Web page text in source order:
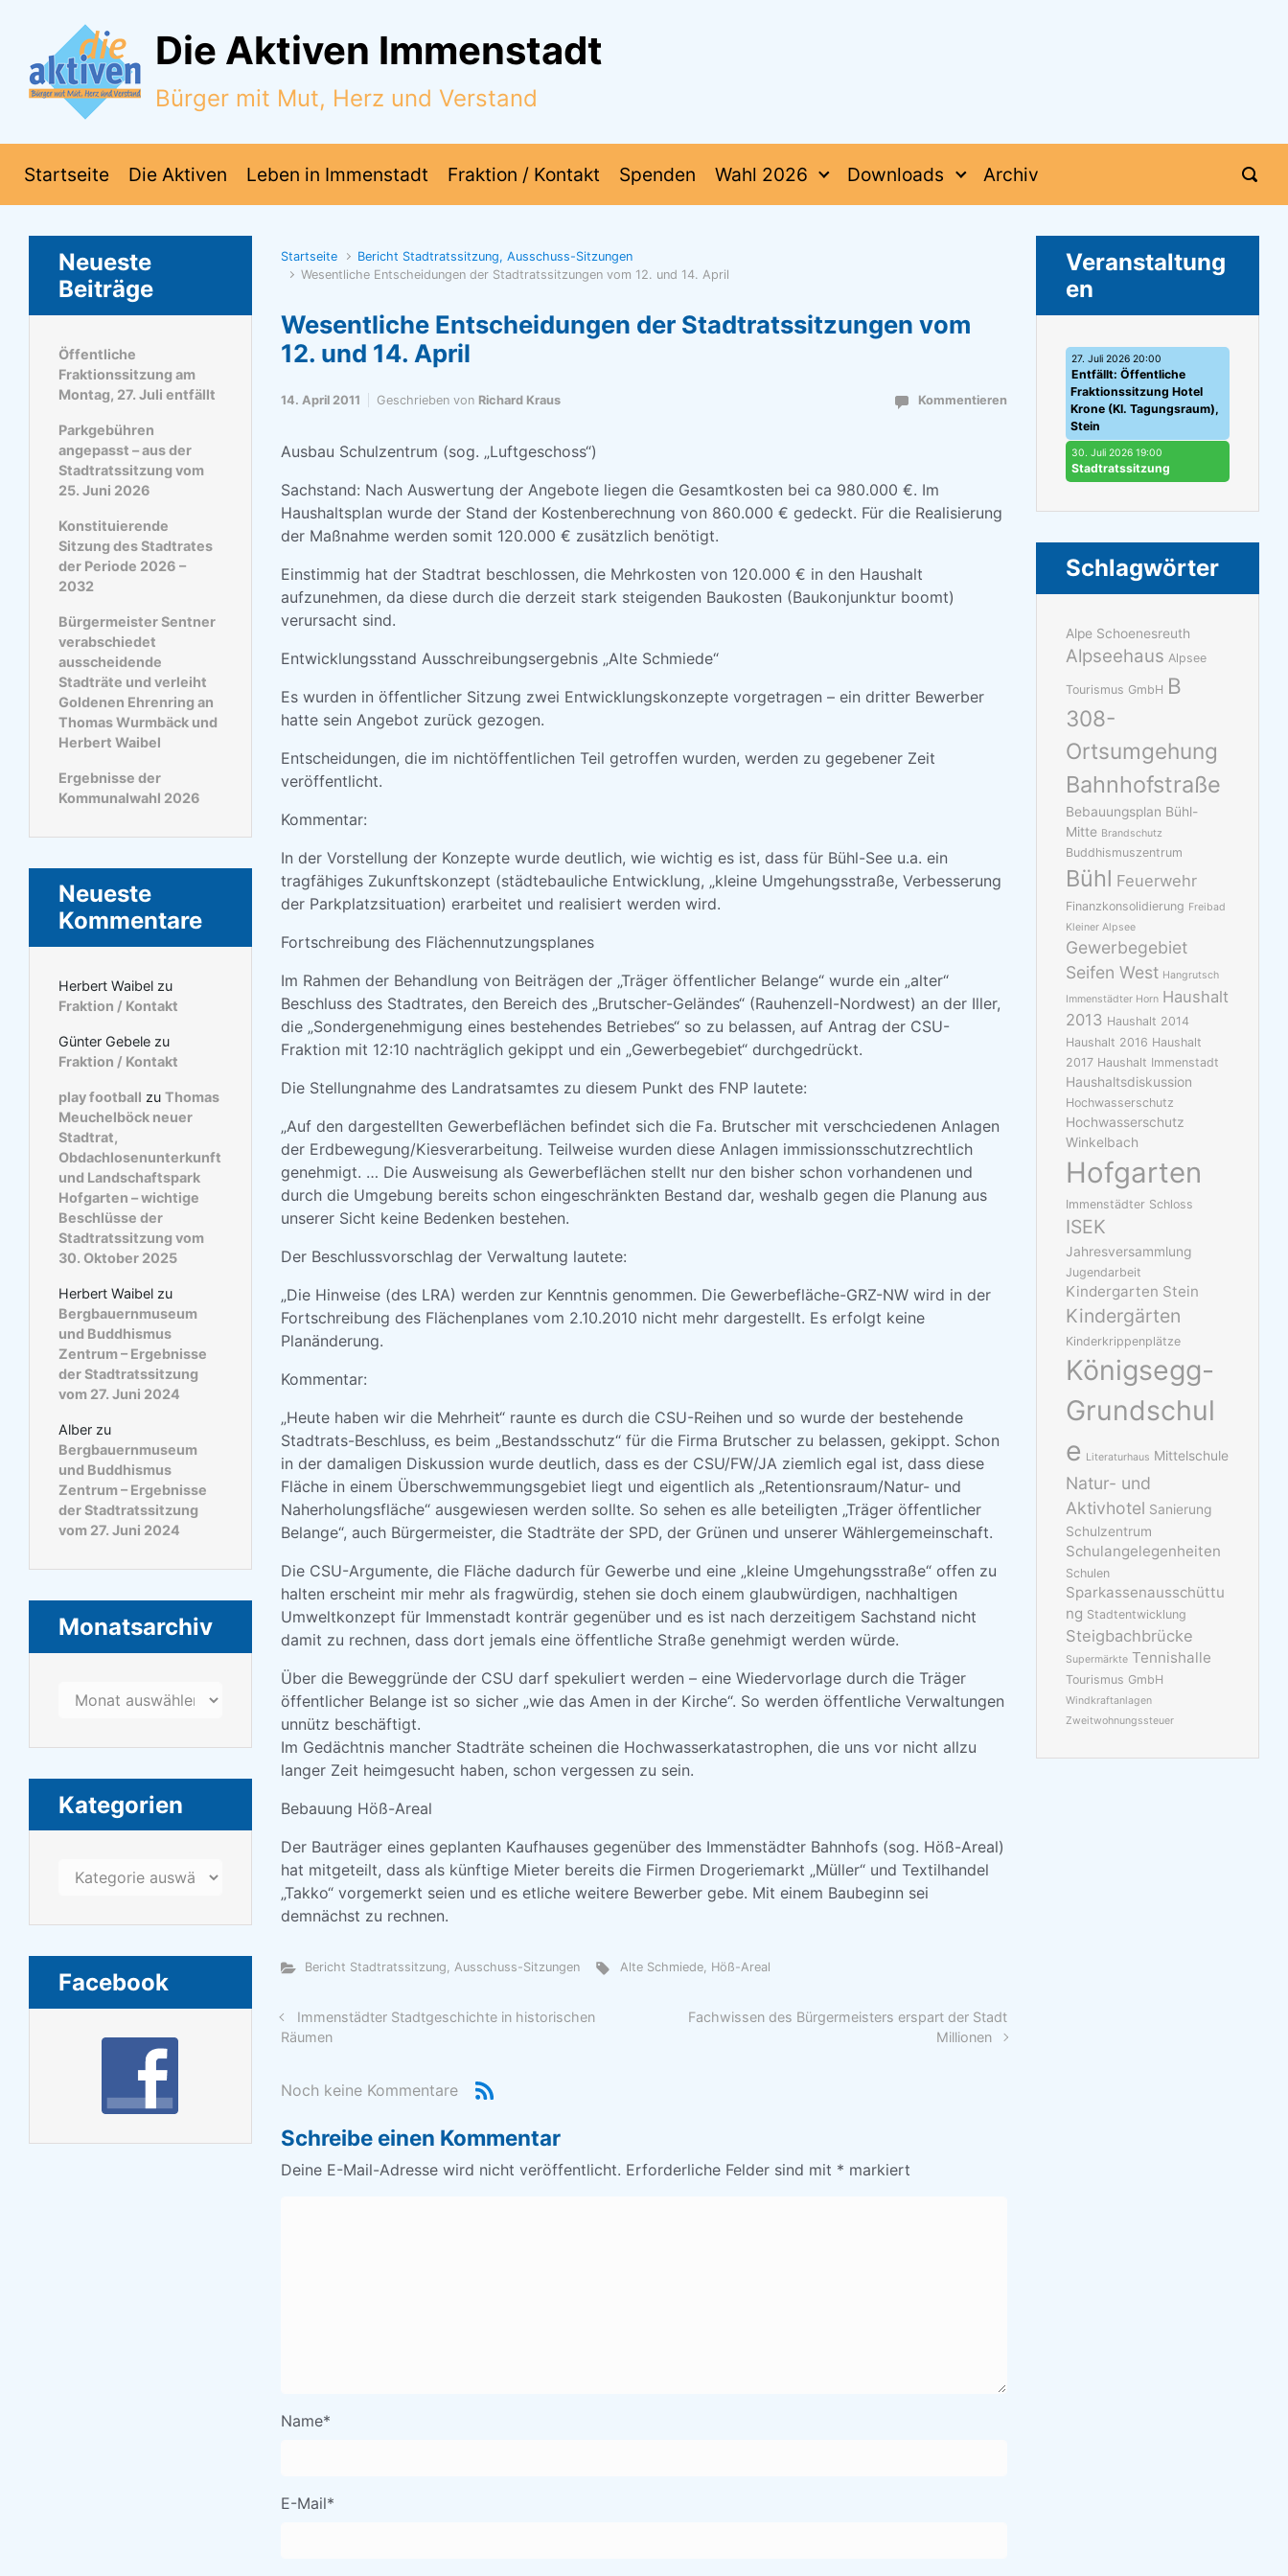
Zum Hauptinhalt springen
Die Aktiven Immenstadt
Bürger mit Mut, Herz und Verstand
Startseite Die Aktiven Leben in Immenstadt Fraktion / Kontakt Spenden Wahl 2026 Downloads Archiv
Startseite
Bericht Stadtratssitzung, Ausschuss-Sitzungen
Wesentliche Entscheidungen der Stadtratssitzungen vom 12. und 14. April
Wesentliche Entscheidungen der Stadtratssitzungen vom
12. und 14. April
14. April 2011 Geschrieben von Richard Kraus Kommentieren
Ausbau Schulzentrum (sog. „Luftgeschoss“)
Sachstand: Nach Auswertung der Angebote liegen die Gesamtkosten bei ca 980.000 €. Im
Haushaltsplan wurde der Stand der Kostenberechnung von 860.000 € gedeckt. Für die Realisierung
der Maßnahme werden somit 120.000 € zusätzlich benötigt.
Einstimmig hat der Stadtrat beschlossen, die Mehrkosten von 120.000 € in den Haushalt
aufzunehmen, da diese durch die derzeit stark steigenden Baukosten (Baukonjunktur boomt)
verursacht sind.
Entwicklungsstand Ausschreibungsergebnis „Alte Schmiede“
Es wurden in öffentlicher Sitzung zwei Entwicklungskonzepte vorgetragen – ein dritter Bewerber
hatte sein Angebot zurück gezogen.
Entscheidungen, die im nichtöffentlichen Teil getroffen wurden, werden zu gegebener Zeit
veröffentlicht.
Kommentar:
In der Vorstellung der Konzepte wurde deutlich, wie wichtig es ist, dass für Bühl-See u.a. ein
tragfähiges Zukunftskonzept (städtebauliche Entwicklung, „kleine Umgehungsstraße, Verbesserung
der Parkplatzsituation) erarbeitet und realisiert werden wird.
Fortschreibung des Flächennutzungsplanes
Im Rahmen der Behandlung von Beiträgen der „Träger öffentlicher Belange“ wurde ein „alter“
Beschluss des Stadtrates, den Bereich des „Brutscher-Geländes“ (Rauhenzell-Nordwest) an der Iller,
die „Sondergenehmigung eines bestehendes Betriebes“ so zu belassen, auf Antrag der CSU-
Fraktion mit 12:10 nachträglich gekippt und ein „Gewerbegebiet“ durchgedrückt.
Die Stellungnahme des Landratsamtes zu diesem Punkt des FNP lautete:
„Auf den dargestellten Gewerbeflächen befindet sich die Fa. Brutscher mit verschciedenen Anlagen
der Erdbewegung/Kiesverarbeitung. Teilweise wurden diese Anlagen immissionsschutzrechtlich
genehmigt. … Die Ausweisung als Gewerbeflächen stellt nur den bisher schon vorhandenen und
durch die Umgebung bereits schon eingeschränkten Bestand dar, weshalb gegen die Planung aus
unserer Sicht keine Bedenken bestehen.
Der Beschlussvorschlag der Verwaltung lautete:
„Die Hinweise (des LRA) werden zur Kenntnis genommen. Die Gewerbefläche-GRZ-NW wird in der
Fortschreibung des Flächenplanes vom 2.10.2010 nicht mehr dargestellt. Es erfolgt keine
Planänderung.
Kommentar:
„Heute haben wir die Mehrheit“ raunte es durch die CSU-Reihen und so wurde der bestehende
Stadtrats-Beschluss, es beim „Bestandsschutz“ für die Firma Brutscher zu belassen, gekippt. Schon
in der damaligen Diskussion wurde deutlich, dass es der CSU/FW/JA ziemlich egal ist, dass diese
Fläche in einem Überschwemmungsgebiet liegt und eigentlich als „Retentionsraum/Natur- und
Naherholungsfläche“ ausgewiesen werden sollte. So sehen es alle beteiligten „Träger öffentlicher
Belange“, auch Bürgermeister, die Stadträte der SPD, der Grünen und unserer Wählergemeinschaft.
Die CSU-Argumente, die Fläche dadurch für Gewerbe und eine „kleine Umgehungsstraße“ offen zu
halten erscheint mir mehr als fragwürdig, stehen sie doch einem glaubwürdigen, nachhaltigen
Umweltkonzept für Immenstadt konträr gegenüber und es ist nach derzeitigem Sachstand nicht
damit zu rechnen, dass dort jemals eine öffentliche Straße genehmigt werden würde.
Über die Beweggründe der CSU darf spekuliert werden – eine Wiedervorlage durch die Träger
öffentlicher Belange ist so sicher „wie das Amen in der Kirche“. So werden öffentliche Verwaltungen
unnütz beschäftigt.
Im Gedächtnis mancher Stadträte scheinen die Hochwasserkatastrophen, die uns vor nicht allzu
langer Zeit heimgesucht haben, schon vergessen zu sein.
Bebauung Höß-Areal
Der Bauträger eines geplanten Kaufhauses gegenüber des Immenstädter Bahnhofs (sog. Höß-Areal)
hat mitgeteilt, dass als künftige Mieter bereits die Firmen Drogeriemarkt „Müller“ und Textilhandel
„Takko“ vorgemerkt seien und es etliche weitere Bewerber gebe. Mit einem Baubeginn sei
demnächst zu rechnen.
Bericht Stadtratssitzung, Ausschuss-Sitzungen Alte Schmiede, Höß-Areal
Immenstädter Stadtgeschichte in historischen
Räumen
Fachwissen des Bürgermeisters erspart der Stadt
Millionen
Noch keine Kommentare
Schreibe einen Kommentar
Deine E-Mail-Adresse wird nicht veröffentlicht. Erforderliche Felder sind mit * markiert
Name*
E-Mail*
Neueste
Beiträge
Öffentliche
Fraktionssitzung am
Montag, 27. Juli entfällt
Parkgebühren
angepasst – aus der
Stadtratssitzung vom
25. Juni 2026
Konstituierende
Sitzung des Stadtrates
der Periode 2026 –
2032
Bürgermeister Sentner
verabschiedet
ausscheidende
Stadträte und verleiht
Goldenen Ehrenring an
Thomas Wurmbäck und
Herbert Waibel
Ergebnisse der
Kommunalwahl 2026
Neueste
Kommentare
Herbert Waibel zu
Fraktion / Kontakt
Günter Gebele zu
Fraktion / Kontakt
play football zu Thomas
Meuchelböck neuer
Stadtrat,
Obdachlosenunterkunft
und Landschaftspark
Hofgarten – wichtige
Beschlüsse der
Stadtratssitzung vom
30. Oktober 2025
Herbert Waibel zu
Bergbauernmuseum
und Buddhismus
Zentrum – Ergebnisse
der Stadtratssitzung
vom 27. Juni 2024
Alber zu
Bergbauernmuseum
und Buddhismus
Zentrum – Ergebnisse
der Stadtratssitzung
vom 27. Juni 2024
Monatsarchiv
Monatsarchiv
Kategorien
Kategorien
Facebook
Veranstaltung
en
27. Juli 2026 20:00
Entfällt: Öffentliche
Fraktionssitzung Hotel
Krone (Kl. Tagungsraum),
Stein
30. Juli 2026 19:00
Stadtratssitzung
Schlagwörter
Alpe Schoenesreuth
Alpseehaus Alpsee
Tourismus GmbH B
308-
Ortsumgehung
Bahnhofstraße
Bebauungsplan Bühl-
Mitte Brandschutz
Buddhismuszentrum
Bühl Feuerwehr
Finanzkonsolidierung Freibad
Kleiner Alpsee
Gewerbegebiet
Seifen West Hangrutsch
Immenstädter Horn Haushalt
2013 Haushalt 2014
Haushalt 2016 Haushalt
2017 Haushalt Immenstadt
Haushaltsdiskussion
Hochwasserschutz
Hochwasserschutz
Winkelbach
Hofgarten
Immenstädter Schloss
ISEK
Jahresversammlung
Jugendarbeit
Kindergarten Stein
Kindergärten
Kinderkrippenplätze
Königsegg-
Grundschul
e Literaturhaus Mittelschule
Natur- und
Aktivhotel Sanierung
Schulzentrum
Schulangelegenheiten
Schulen
Sparkassenausschüttu
ng Stadtentwicklung
Steigbachbrücke
Supermärkte Tennishalle
Tourismus GmbH
Windkraftanlagen
Zweitwohnungssteuer